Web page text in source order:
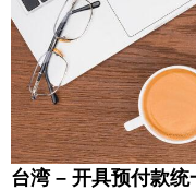
台湾 – 开具预付款统